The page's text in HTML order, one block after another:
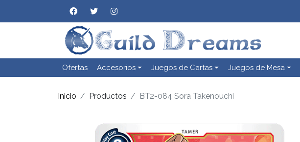
Ofertas Accesorios Juegos de Cartas Juegos de Mesa
Inicio Productos BT2-084 Sora Takenouchi